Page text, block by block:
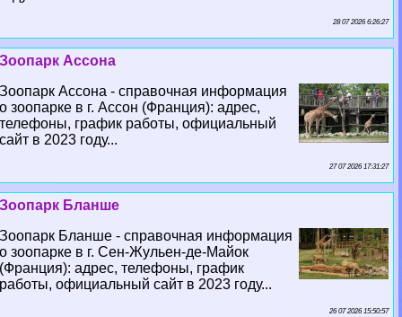
28 07 2026 6:26:27
Зоопарк Ассона
Зоопарк Ассона - справочная информация
о зоопарке в г. Ассон (Франция): адрес,
телефоны, график работы, официальный
сайт в 2023 году...
27 07 2026 17:31:27
Зоопарк Бланше
Зоопарк Бланше - справочная информация
о зоопарке в г. Сен-Жульен-де-Майок
(Франция): адрес, телефоны, график
работы, официальный сайт в 2023 году...
26 07 2026 15:50:57